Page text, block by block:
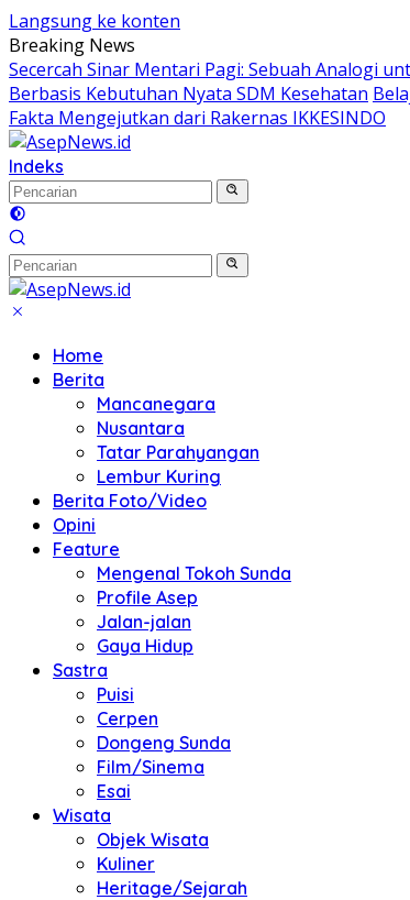
Langsung ke konten
Breaking News
Secercah Sinar Mentari Pagi: Sebuah Analogi
Berbasis Kebutuhan Nyata SDM Kesehatan
Fakta Mengejutkan dari Rakernas IKKESINDO
Indeks
Home
Berita
Mancanegara
Nusantara
Tatar Parahyangan
Lembur Kuring
Berita Foto/Video
Opini
Feature
Mengenal Tokoh Sunda
Profile Asep
Jalan-jalan
Gaya Hidup
Sastra
Puisi
Cerpen
Dongeng Sunda
Film/Sinema
Esai
Wisata
Objek Wisata
Kuliner
Heritage/Sejarah